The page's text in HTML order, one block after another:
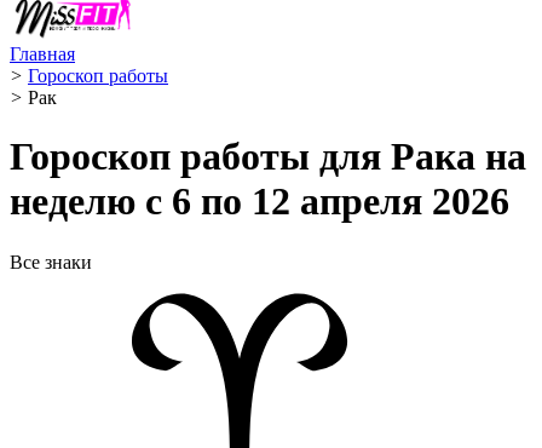
Главная
> Гороскоп работы
> Рак ️
Гороскоп работы для Рака на
неделю с 6 по 12 апреля 2026
Все знаки